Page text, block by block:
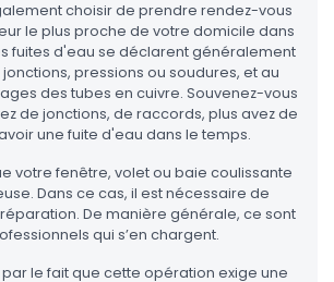
choisir de prendre rendez-vous
le plus proche de votre domicile dans
fuites d'eau se déclarent généralement
pressions ou soudures, et au
des tubes en cuivre. Souvenez-vous
de jonctions, de raccords, plus avez de
une fuite d'eau dans le temps.
votre fenêtre, volet ou baie coulissante
Dans ce cas, il est nécessaire de
De manière générale, ce sont
qui s’en chargent.
par le fait que cette opération exige une